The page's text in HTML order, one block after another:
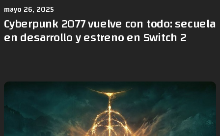
mayo 26, 2025
Cyberpunk 2077 vuelve con todo: secuela
en desarrollo y estreno en Switch 2